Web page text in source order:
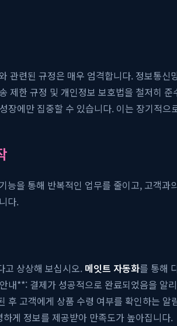
련된 규정은 매우 엄격합니다. 정보통
제한 규정 및 개인정보 보호법을 철저히
에만 집중할 수 있습니다. 이는 장기적
을 통해 반복적인 업무를 줄이고, 고객
다.
고 상상해 보십시오. 메잇트 자동화를 통해
**: 결제가 성공적으로 완료되었음을
고객에게 상품 수령 여부를 확인하는
게 정보를 제공받아 만족도가 높아집니다.